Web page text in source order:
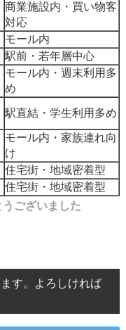
商業施設内・買い物客
対応
モール内
駅前・若年層中心
モール内・週末利用多
め
駅直結・学生利用多め
モール内・家族連れ向
け
住宅街・地域密着型
住宅街・地域密着型
ございました
す。よろしければ